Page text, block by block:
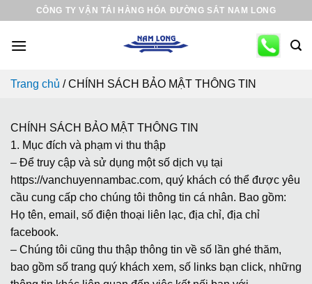
content
CÔNG TY VẬN TẢI HÀNG HÓA ĐƯỜNG SẮT NAM LONG
Trang chủ /CHÍNH SÁCH BẢO MẬT THÔNG TIN
CHÍNH SÁCH BẢO MẬT THÔNG TIN
1. Mục đích và phạm vi thu thập
– Để truy cập và sử dụng một số dịch vụ tại
https://vanchuyennambac.com, quý khách có thể được yêu
cầu cung cấp cho chúng tôi thông tin cá nhân. Bao gồm:
Họ tên, email, số điện thoại liên lạc, địa chỉ, địa chỉ
facebook.
– Chúng tôi cũng thu thập thông tin về số lần ghé thăm,
bao gồm số trang quý khách xem, số links bạn click, những